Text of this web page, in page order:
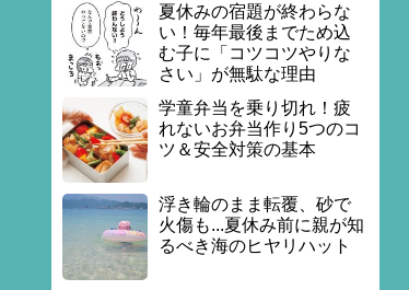
夏休みの宿題が終わらな
い！毎年最後までため込
む子に「コツコツやりな
さい」が無駄な理由
学童弁当を乗り切れ！疲
れないお弁当作り5つのコ
ツ＆安全対策の基本
浮き輪のまま転覆、砂で
火傷も...夏休み前に親が知
るべき海のヒヤリハット